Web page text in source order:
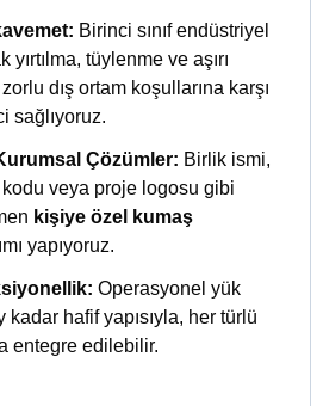
Birinci sınıf endüstriyel
tüylenme ve aşırı
dış ortam koşullarına karşı
sağlıyoruz.
Çözümler: Birlik ismi,
kodu veya proje logosu gibi
kişiye özel kumaş
yapıyoruz.
Operasyonel yük
hafif yapısıyla, her türlü
entegre edilebilir.